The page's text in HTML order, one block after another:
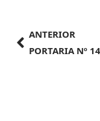
ANTERIOR